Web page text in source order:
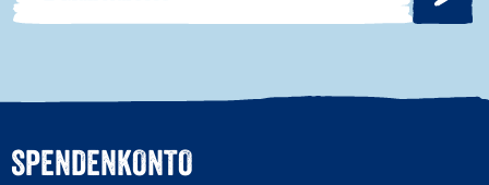
SPENDENKONTO